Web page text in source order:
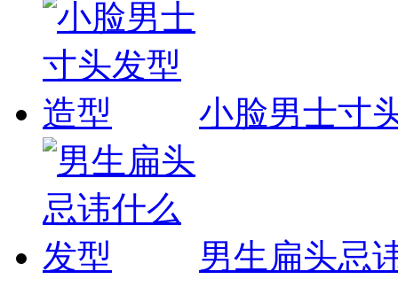
小脸男士寸
男生扁头忌